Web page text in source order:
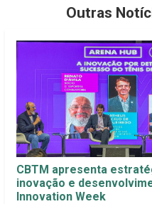
Outras
CBTM apresenta
inovação e
Innovation Week